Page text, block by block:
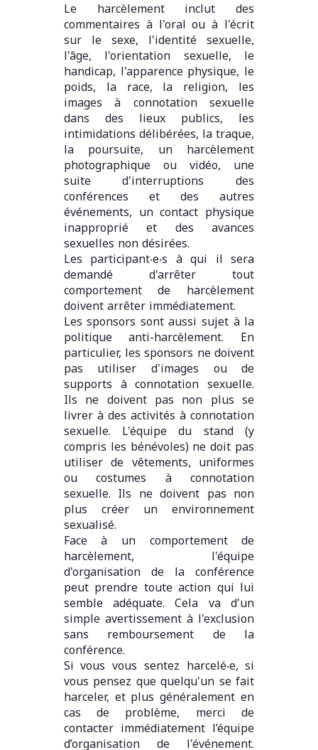
Le harcèlement inclut des
commentaires à l'oral ou à l'écrit
sur le sexe, l'identité sexuelle,
l'âge, l'orientation sexuelle, le
handicap, l'apparence physique, le
poids, la race, la religion, les
images à connotation sexuelle
dans des lieux publics, les
intimidations délibérées, la traque,
la poursuite, un harcèlement
photographique ou vidéo, une
suite d'interruptions des
conférences et des autres
événements, un contact physique
inapproprié et des avances
sexuelles non désirées.
Les participant‧e‧s à qui il sera
demandé d'arrêter tout
comportement de harcèlement
doivent arrêter immédiatement.
Les sponsors sont aussi sujet à la
politique anti-harcèlement. En
particulier, les sponsors ne doivent
pas utiliser d'images ou de
supports à connotation sexuelle.
Ils ne doivent pas non plus se
livrer à des activités à connotation
sexuelle. L'équipe du stand (y
compris les bénévoles) ne doit pas
utiliser de vêtements, uniformes
ou costumes à connotation
sexuelle. Ils ne doivent pas non
plus créer un environnement
sexualisé.
Face à un comportement de
harcèlement, l'équipe
d'organisation de la conférence
peut prendre toute action qui lui
semble adéquate. Cela va d'un
simple avertissement à l'exclusion
sans remboursement de la
conférence.
Si vous vous sentez harcelé‧e, si
vous pensez que quelqu'un se fait
harceler, et plus généralement en
cas de problème, merci de
contacter immédiatement l’équipe
d’organisation de l'événement.